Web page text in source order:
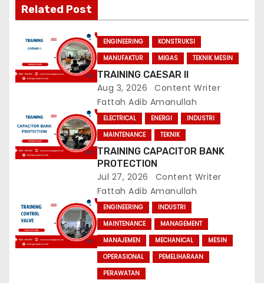
i
g
a
o
n
Related Post
ENGINEERING
KONSTRUKSI
MANUFAKTUR
MIGAS TEKNIK MESIN
TRAINING CAESAR II
Aug 3, 2026
Content Writer
Fattah Adib Amanullah
ELECTRICAL ENERGI
INDUSTRI
MAINTENANCE
TEKNIK
TRAINING CAPACITOR BANK
PROTECTION
Jul 27, 2026
Content Writer
Fattah Adib Amanullah
ENGINEERING
INDUSTRI
MAINTENANCE
MANAGEMENT
MANAJEMEN
MECHANICAL
MESIN
OPERASIONAL
PEMELIHARAAN
PERAWATAN